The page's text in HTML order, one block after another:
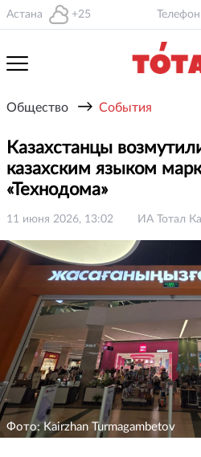
Астана +25
Общество → События
Казахстанцы
казахским языком
«Технодома»
11 июня 2026, 13:02 ИА Тотал
Фото: Kairzhan Turmagambetov